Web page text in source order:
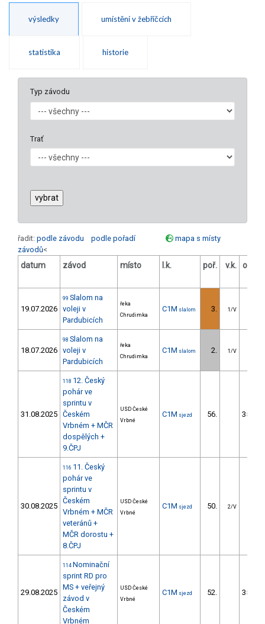
výsledky umístění v žebříčcích
statistika historie
Typ závodu
Trať
řadit: podle závodu podle pořadí
mapa s místy
závodů<
datum závod místo l.k. poř. v.k.
19.07.2026
99 Slalom na
voleji v
Pardubicích
řeka
Chrudimka
C1M slalom 3. 1/V
18.07.2026
98 Slalom na
voleji v
Pardubicích
řeka
Chrudimka
C1M slalom 2. 1/V
31.08.2025
118 12. Český
pohár ve
sprintu v
Českém
Vrbném + MČR
dospělých +
9.ČPJ
USD České
Vrbné
C1M sjezd 56.
30.08.2025
116 11. Český
pohár ve
sprintu v
Českém
Vrbném + MČR
veteránů +
MČR dorostu +
8.ČPJ
USD České
Vrbné
C1M sjezd 50. 2/V
29.08.2025
114 Nominační
sprint RD pro
MS + veřejný
závod v
Českém
Vrbném
USD České
Vrbné
C1M sjezd 52.